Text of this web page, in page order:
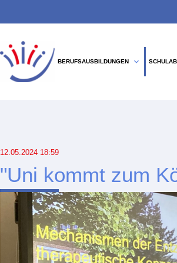
BERUFSAUSBILDUNGEN expand_more
12.05.2024 18:59
"Uni kommt zum